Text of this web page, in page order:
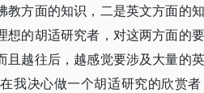
教方面的知识，二是英文方面的
的胡适研究者，对这两方面的
且越往后，越感觉要涉及大量的
我决心做一个胡适研究的欣赏